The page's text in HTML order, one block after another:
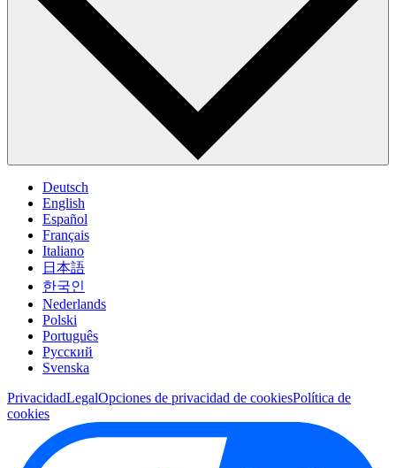
Deutsch
English
Español
Français
Italiano
日本語
한국인
Nederlands
Polski
Português
Pусский
Svenska
PrivacidadLegalOpciones de privacidad de cookiesPolítica de
cookies